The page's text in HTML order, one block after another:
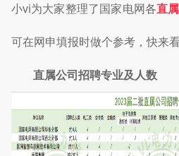
小vi为大家整理了国家电网各直
可在网申填报时做个参考，快来
直属公司招聘专业及人数